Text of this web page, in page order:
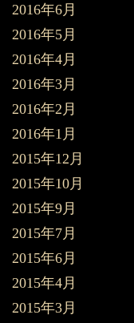
2016年6月
2016年5月
2016年4月
2016年3月
2016年2月
2016年1月
2015年12月
2015年10月
2015年9月
2015年7月
2015年6月
2015年4月
2015年3月